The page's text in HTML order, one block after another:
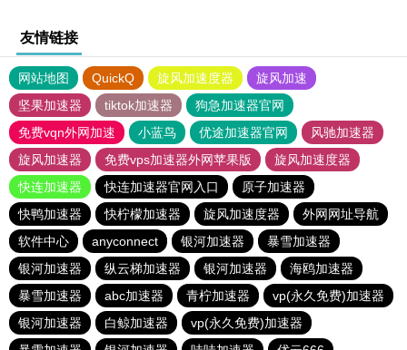
友情链接
网站地图 QuickQ 旋风加速度器
旋风加速
坚果加速器
tiktok加速器
狗急加速器官网
免费vqn外网加速
小蓝鸟 优途加速器官网
风驰加速器
旋风加速器
免费vps加速器外网苹果版
旋风加速度器
快连加速器
快连加速器官网入口
原子加速器
快鸭加速器
快柠檬加速器 旋风加速度器
外网网址导航
软件中心
anyconnect 银河加速器
暴雪加速器
银河加速器
纵云梯加速器 银河加速器
海鸥加速器
暴雪加速器
abc加速器 青柠加速器
vp(永久免费)加速器
银河加速器
白鲸加速器
vp(永久免费)加速器